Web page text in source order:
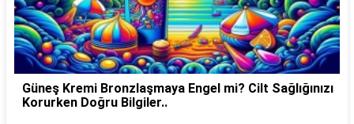
Güneş Kremi Bronzlaşmaya Engel mi? Cilt Sağlığınızı
Korurken Doğru Bilgiler..